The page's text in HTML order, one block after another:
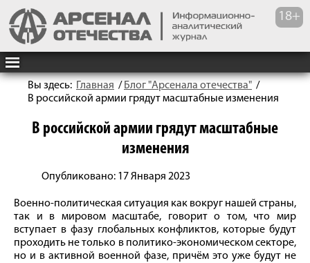
Вы здесь: Главная / Блог "Арсенала отечества" /
В российской армии грядут масштабные изменения
В российской армии грядут масштабные
изменения
Опубликовано: 17 Января 2023
Военно-политическая ситуация как вокруг нашей страны,
так и в мировом масштабе, говорит о том, что мир
вступает в фазу глобальных конфликтов, которые будут
проходить не только в политико-экономическом секторе,
но и в активной военной фазе, причём это уже будут не